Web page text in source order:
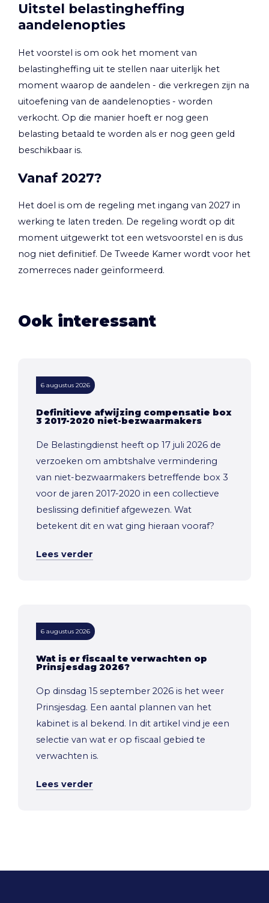
Uitstel belastingheffing
aandelenopties
Het voorstel is om ook het moment van
belastingheffing uit te stellen naar uiterlijk het
moment waarop de aandelen - die verkregen zijn na
uitoefening van de aandelenopties - worden
verkocht. Op die manier hoeft er nog geen
belasting betaald te worden als er nog geen geld
beschikbaar is.
Vanaf 2027?
Het doel is om de regeling met ingang van 2027 in
werking te laten treden. De regeling wordt op dit
moment uitgewerkt tot een wetsvoorstel en is dus
nog niet definitief. De Tweede Kamer wordt voor het
zomerreces nader geïnformeerd.
Ook interessant
6 augustus 2026
Definitieve afwijzing compensatie box
3 2017-2020 niet-bezwaarmakers
De Belastingdienst heeft op 17 juli 2026 de
verzoeken om ambtshalve vermindering
van niet-bezwaarmakers betreffende box 3
voor de jaren 2017-2020 in een collectieve
beslissing definitief afgewezen. Wat
betekent dit en wat ging hieraan vooraf?
Lees verder
6 augustus 2026
Wat is er fiscaal te verwachten op
Prinsjesdag 2026?
Op dinsdag 15 september 2026 is het weer
Prinsjesdag. Een aantal plannen van het
kabinet is al bekend. In dit artikel vind je een
selectie van wat er op fiscaal gebied te
verwachten is.
Lees verder